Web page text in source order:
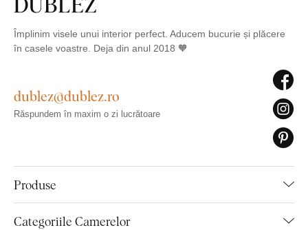
Împlinim visele unui interior perfect. Aducem bucurie și plăcere
în casele voastre. Deja din anul 2018 🧡
Produse
Categoriile Camerelor
dublez@dublez.ro
Răspundem în maxim o zi lucrătoare